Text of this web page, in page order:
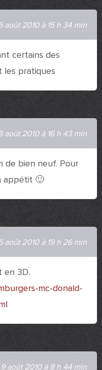
août 2010 à 15 h 34 min
certains des
les pratiques
août 2010 à 16 h 43 min
de bien neuf. Pour
appétit 🙂
août 2010 à 19 h 26 min
en 3D.
mc-donald-
9 août 2010 à 8 h 44 min